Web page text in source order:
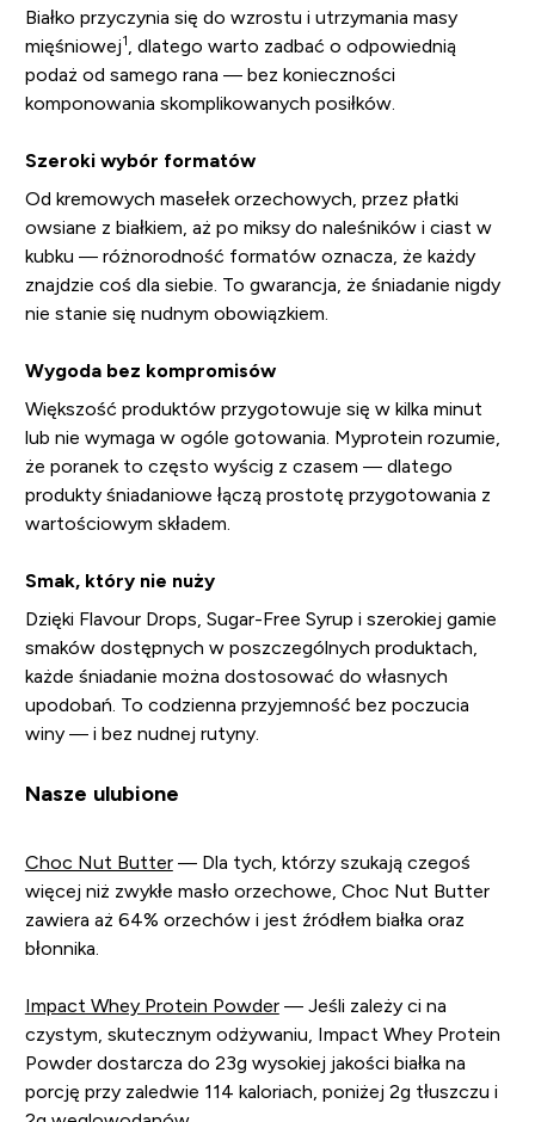
Białko przyczynia się do wzrostu i utrzymania masy
mięśniowej1
, dlatego warto zadbać o odpowiednią
podaż od samego rana — bez konieczności
komponowania skomplikowanych posiłków.
Szeroki wybór formatów
Od kremowych masełek orzechowych, przez płatki
owsiane z białkiem, aż po miksy do naleśników i ciast w
kubku — różnorodność formatów oznacza, że każdy
znajdzie coś dla siebie. To gwarancja, że śniadanie nigdy
nie stanie się nudnym obowiązkiem.
Wygoda bez kompromisów
Większość produktów przygotowuje się w kilka minut
lub nie wymaga w ogóle gotowania. Myprotein rozumie,
że poranek to często wyścig z czasem — dlatego
produkty śniadaniowe łączą prostotę przygotowania z
wartościowym składem.
Smak, który nie nuży
Dzięki Flavour Drops, Sugar-Free Syrup i szerokiej gamie
smaków dostępnych w poszczególnych produktach,
każde śniadanie można dostosować do własnych
upodobań. To codzienna przyjemność bez poczucia
winy — i bez nudnej rutyny.
Nasze ulubione
Choc Nut Butter— Dla tych, którzy szukają czegoś
więcej niż zwykłe masło orzechowe, Choc Nut Butter
zawiera aż 64% orzechów i jest źródłem białka oraz
błonnika.
Impact Whey Protein Powder— Jeśli zależy ci na
czystym, skutecznym odżywaniu, Impact Whey Protein
Powder dostarcza do 23g wysokiej jakości białka na
porcję przy zaledwie 114 kaloriach, poniżej 2g tłuszczu i